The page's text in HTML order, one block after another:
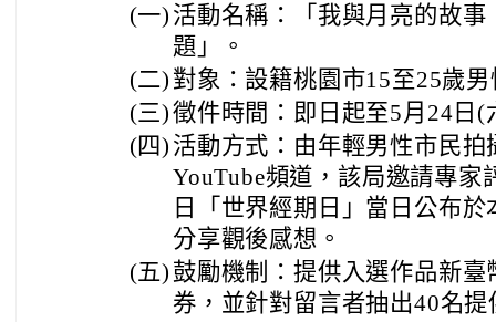
(一) 活動名稱：「我與月亮的故
題」。
(二) 對象：設籍桃園市15至25歲
(三)徵件時間：即日起至5月24日(
(四) 活動方式：由年輕男性市民
YouTube頻道，該局邀請專家
日「世界經期日」當日公布
分享觀後感想。
(五) 鼓勵機制：提供入選作品新
券，並針對留言者抽出40名